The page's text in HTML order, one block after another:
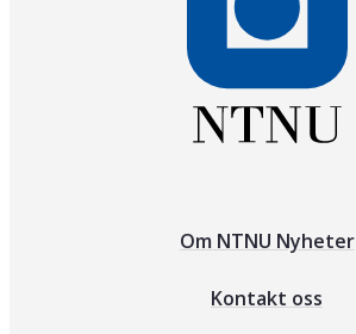
Om NTNU Nyheter
Kontakt oss